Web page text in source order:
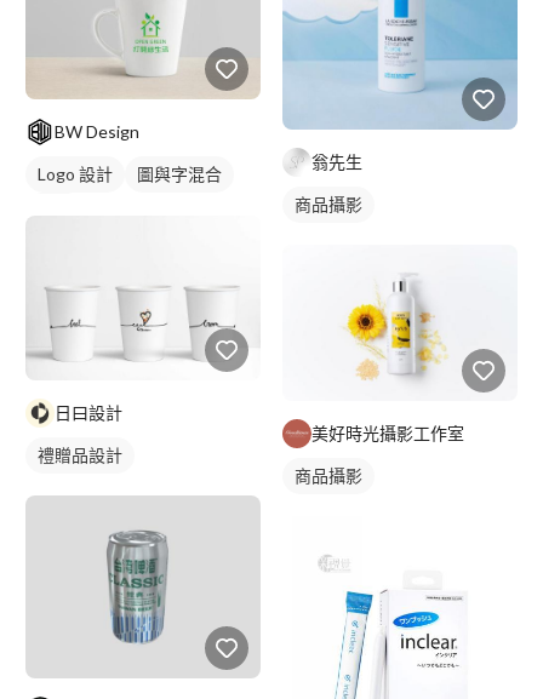
BW Design
Logo 設計
圖與字混合
日曰設計
禮贈品設計
翁先生
商品攝影
美好時光攝影工作室
商品攝影